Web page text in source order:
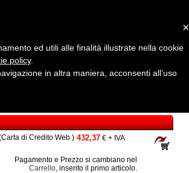
Cerca:
di Credito Web ) 432,37 € + IVA
Pagamento e Prezzo si cambiano nel
Carrello, inserito il primo articolo.
×
ed utili alle finalità illustrate nella cookie
policy.
in altra maniera, acconsenti all’uso